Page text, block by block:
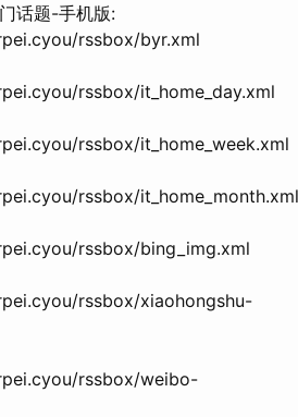
话题-手机版:
rssbox/byr.xml
rssbox/it_home_day.xml
rssbox/it_home_week.xml
rssbox/it_home_month.xml
rssbox/bing_img.xml
rssbox/xiaohongshu-
rssbox/weibo-